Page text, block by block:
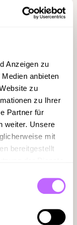
Anzeigen zu
anbieten
zu
zu Ihrer
Partner für
weiter. Unsere
mit
bereitgestellt